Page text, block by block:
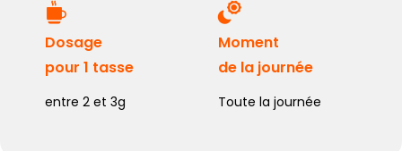
Dosage
pour 1 tasse
entre 2 et 3g
Moment
de la journée
Toute la journée